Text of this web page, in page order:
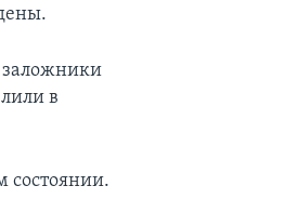
в
состоянии.